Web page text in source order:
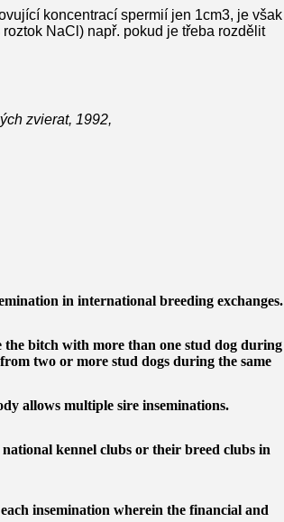
koncentrací spermií jen 1cm3, je však
NaCl) např. pokud je třeba rozdělit
zvierat, 1992,
in international breeding exchanges.
the bitch with more than one stud dog during
two or more stud dogs during the same
allows multiple sire inseminations.
kennel clubs or their breed clubs in
insemination wherein the financial and